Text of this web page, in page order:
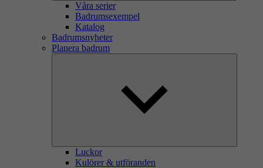
Våra serier
Badrumsexempel
Katalog
Badrumsnyheter
Planera badrum
Luckor
Kulörer & utföranden